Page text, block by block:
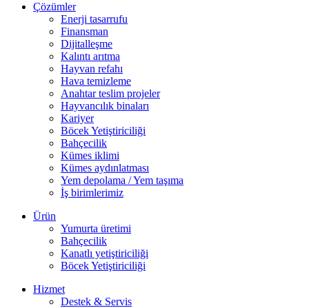
Çözümler
Enerji tasarrufu
Finansman
Dijitalleşme
Kalıntı arıtma
Hayvan refahı
Hava temizleme
Anahtar teslim projeler
Hayvancılık binaları
Kariyer
Böcek Yetiştiriciliği
Bahçecilik
Kümes iklimi
Kümes aydınlatması
Yem depolama / Yem taşıma
İş birimlerimiz
Ürün
Yumurta üretimi
Bahçecilik
Kanatlı yetiştiriciliği
Böcek Yetiştiriciliği
Hizmet
Destek & Servis